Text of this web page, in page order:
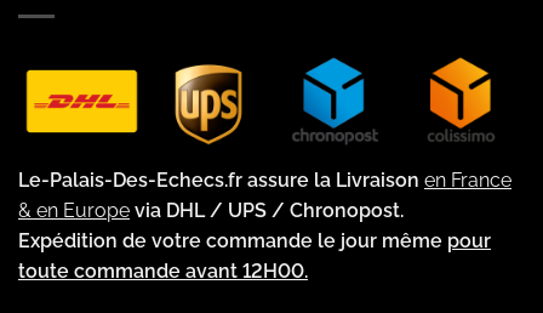
Le-Palais-Des-Echecs.fr assure la Livraison en France
& en Europe via DHL / UPS / Chronopost.
Expédition de votre commande le jour même pour
toute commande avant 12H00.